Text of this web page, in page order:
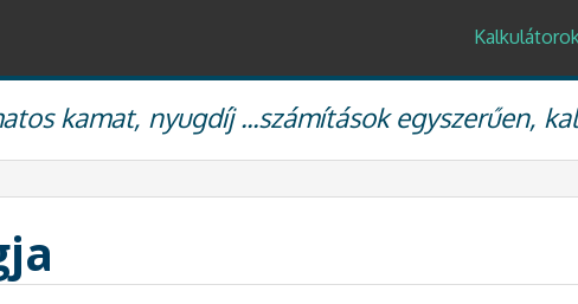
kamat, nyugdíj ...számítások egyszerűen,